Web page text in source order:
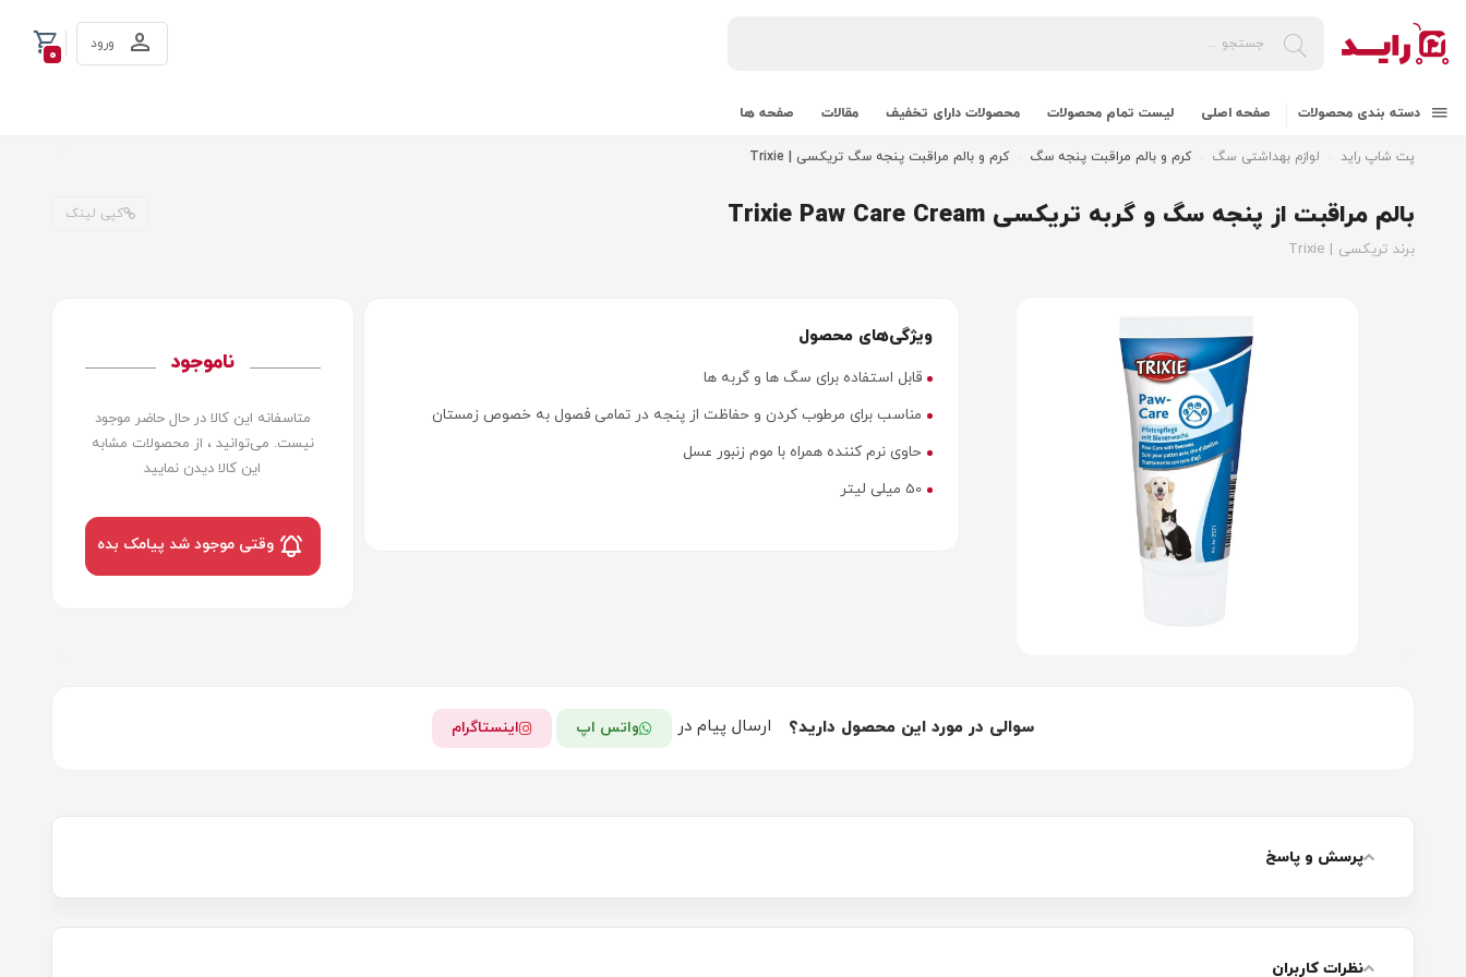
0
ورود
دسته بندی محصولات صفحه اصلی لیست تمام محصولات محصولات دارای تخفیف مقالات صفحه ها
پت شاپ راید لوازم بهداشتی سگ کرم و بالم مراقبت پنجه سگ کرم و بالم مراقبت پنجه سگ تریکسی | Trixie
بالم مراقبت از پنجه سگ و گربه تریکسی Trixie Paw Care Cream کپی لینک
برند تریکسی | Trixie
ویژگی‌های محصول
قابل استفاده برای سگ ها و گربه ها
مناسب برای مرطوب کردن و حفاظت از پنجه در تمامی فصول به خصوص زمستان
حاوی نرم کننده همراه با موم زنبور عسل
50 میلی لیتر
ناموجود
متاسفانه این کالا در حال حاضر موجود
نیست. می‌توانید ، از محصولات مشابه
این کالا دیدن نمایید
وقتی موجود شد پیامک بده
سوالی در مورد این محصول دارید؟ ارسال پیام در واتس اپ اینستاگرام
پرسش و پاسخ
نظرات کاربران